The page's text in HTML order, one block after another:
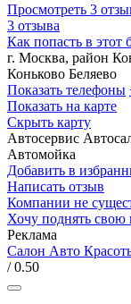
Просмотреть 3
3 отзыва
Как попасть в этот
г. Москва, район
Коньково Беляево
Показать телефоны
Показать на карте
Скрыть карту
Автосервис
Автомойка
Добавить в
Написать отзыв
Компании не
Хочу поднять свою
Реклама
Салон Авто
/ 0.50